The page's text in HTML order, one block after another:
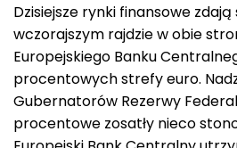
Dzisiejsze rynki finansowe
wczorajszym rajdzie w obie
Europejskiego Banku
procentowych strefy euro.
Gubernatorów Rezerwy
procentowe zosatły nieco